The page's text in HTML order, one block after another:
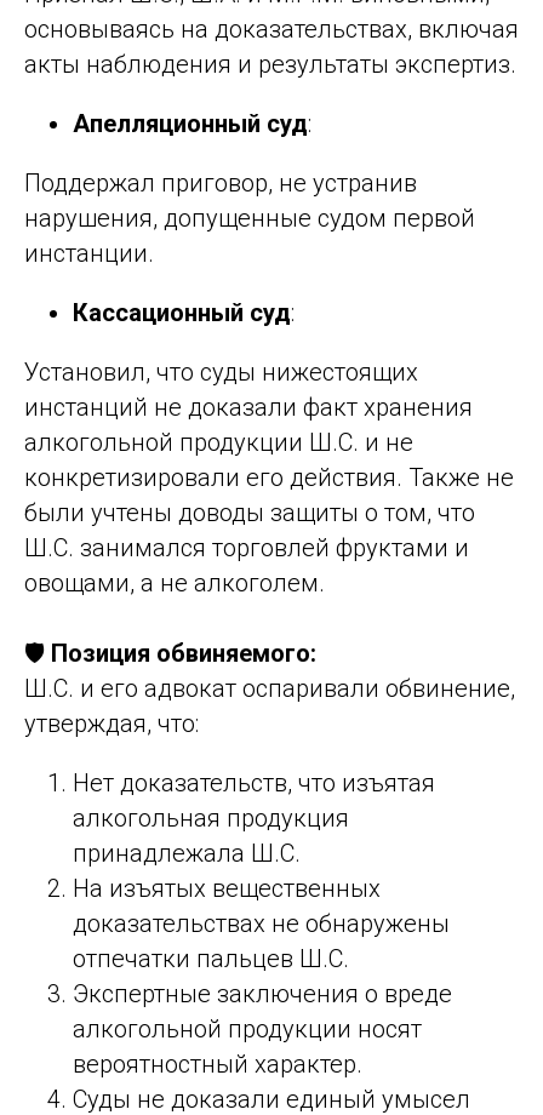
основываясь на доказательствах, включая
акты наблюдения и результаты экспертиз.
Апелляционный суд:
Поддержал приговор, не устранив
нарушения, допущенные судом первой
инстанции.
Кассационный суд:
Установил, что суды нижестоящих
инстанций не доказали факт хранения
алкогольной продукции Ш.С. и не
конкретизировали его действия. Также не
были учтены доводы защиты о том, что
Ш.С. занимался торговлей фруктами и
овощами, а не алкоголем.
🛡️ Позиция обвиняемого:
Ш.С. и его адвокат оспаривали обвинение,
утверждая, что:
Нет доказательств, что изъятая
алкогольная продукция
принадлежала Ш.С.
На изъятых вещественных
доказательствах не обнаружены
отпечатки пальцев Ш.С.
Экспертные заключения о вреде
алкогольной продукции носят
вероятностный характер.
Суды не доказали единый умысел